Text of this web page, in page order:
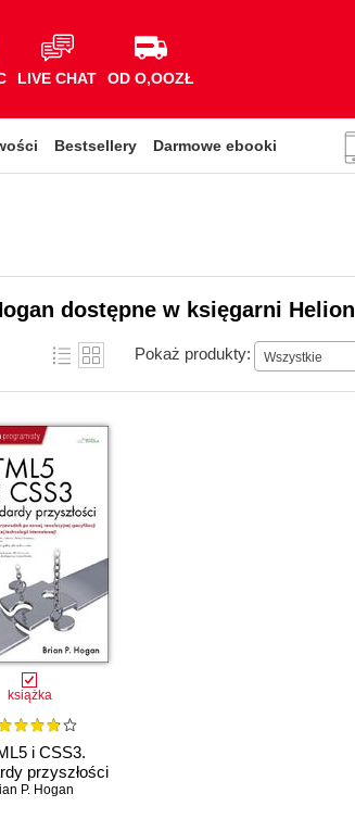
LIVE CHAT OD O,OOZŁ
Bestsellery Darmowe ebooki
dostępne w księgarni Helion
Pokaż produkty: Wszystkie
książka
i CSS3.
przyszłości
P. Hogan